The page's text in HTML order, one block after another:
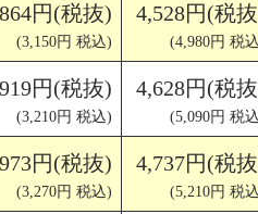
円(税抜)
(3,150円 税込)
4,528円(税
(4,980円 税
円(税抜)
(3,210円 税込)
4,628円(税
(5,090円 税
円(税抜)
(3,270円 税込)
4,737円(税
(5,210円 税